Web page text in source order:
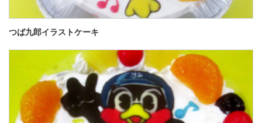
つば九郎イラストケーキ